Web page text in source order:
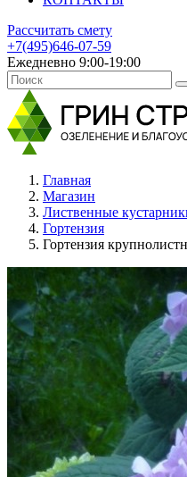
Рассчитать смету
+7(495)646-07-59
Ежедневно 9:00-19:00
Главная
Магазин
Лиственные
Гортензия
Гортензия